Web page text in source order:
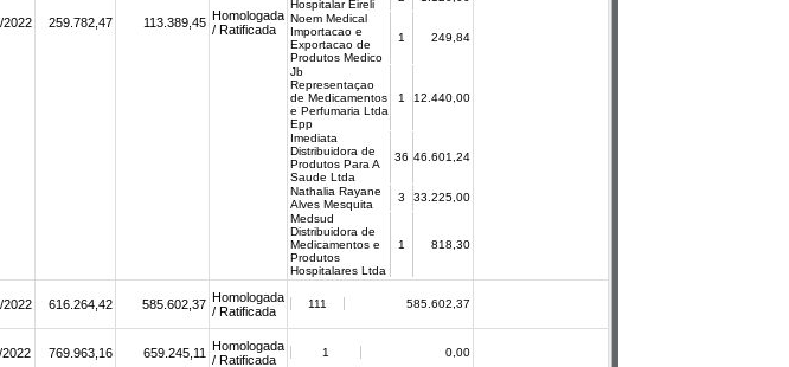
2022 259.782,47 113.389,45 Homologada
/ Ratificada
Hospitalar Eireli
Noem Medical
Importacao e
Exportacao de
Produtos Medico
1 249,84
Jb
Representaçao
de Medicamentos
e Perfumaria Ltda
Epp
1 12.440,00
Imediata
Distribuidora de
Produtos Para A
Saude Ltda
36 46.601,24
Nathalia Rayane
Alves Mesquita
3
33.225,00
Medsud
Distribuidora de
Medicamentos e
Produtos
Hospitalares Ltda
1 818,30
2022 616.264,42 585.602,37 Homologada
/ Ratificada
111 585.602,37
2022 769.963,16 659.245,11 Homologada
/ Ratificada
1 0,00